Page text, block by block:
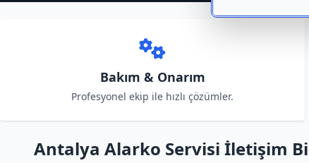
Bakım & Onarım
Profesyonel ekip ile hızlı çözümler.
Antalya Alarko Servisi İletişim